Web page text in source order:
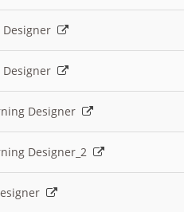
Designer
Designer
Designer
Designer_2